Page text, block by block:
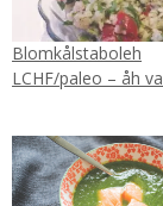
Blomkålstaboleh
LCHF/paleo – åh